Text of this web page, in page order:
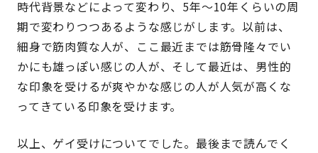
時代背景などによって変わり、5年〜10年くらいの周
期で変わりつつあるような感じがします。以前は、
細身で筋肉質な人が、ここ最近までは筋骨隆々でい
かにも雄っぽい感じの人が、そして最近は、男性的
な印象を受けるが爽やかな感じの人が人気が高くな
ってきている印象を受けます。
以上、ゲイ受けについてでした。最後まで読んでく